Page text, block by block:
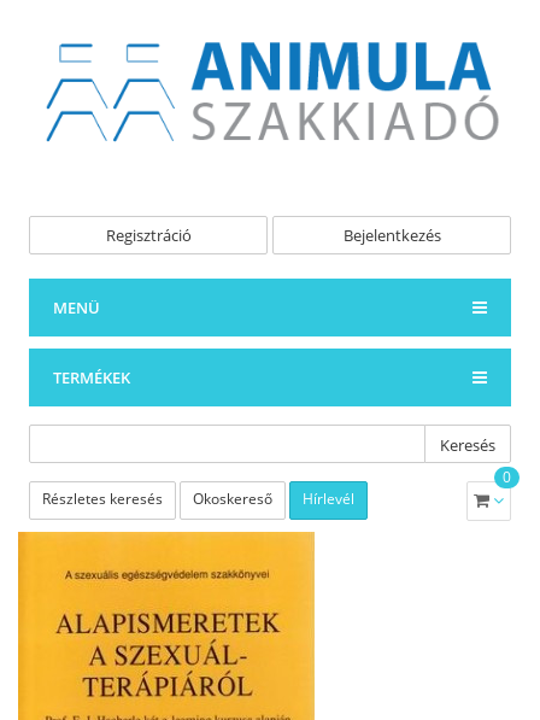
Regisztráció Bejelentkezés
MENÜ
TERMÉKEK
Keresés
Részletes keresés Okoskereső Hírlevél
0